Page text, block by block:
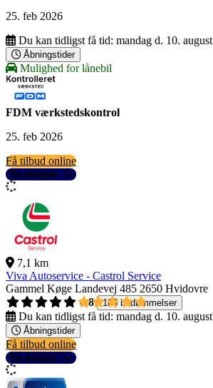
25. feb 2026
Du kan tidligst få tid: mandag d. 10. august
Åbningstider
Mulighed for lånebil
FDM værkstedskontrol
25. feb 2026
Få tilbud online
Se detaljer
7,1 km
Viva Autoservice - Castrol Service
Gammel Køge Landevej 485 2650 Hvidovre
4,8
185 bedømmelser
Du kan tidligst få tid: mandag d. 10. august
Åbningstider
Få tilbud online
Se detaljer